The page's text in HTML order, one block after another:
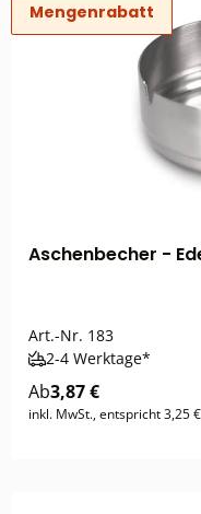
Mengenrabatt
Aschenbecher -
Art.-Nr. 183
2-4 Werktage*
Ab3,87 €
inkl. MwSt., entspricht 3,25